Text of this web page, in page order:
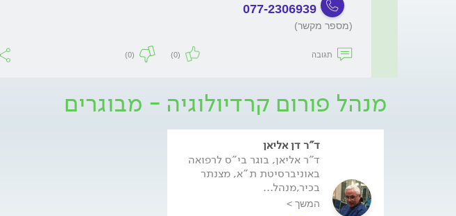
077-2306939
(מספר מקשר)
תגובה (0)
(0)
מנהל פורום קרדיולוגיה - מבוגרים
ד"ר דן אליאן
ד"ר אליאן, בוגר בי"ס לרפואה
באוניברסיטת ת"א, מצנתר
בכיר,מנהל...
המשך >